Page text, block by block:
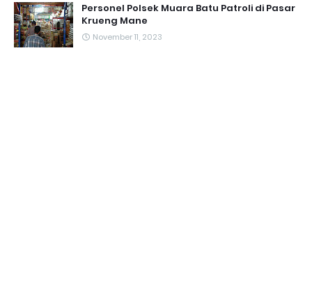
Personel Polsek Muara Batu Patroli di Pasar
Krueng Mane
November 11, 2023